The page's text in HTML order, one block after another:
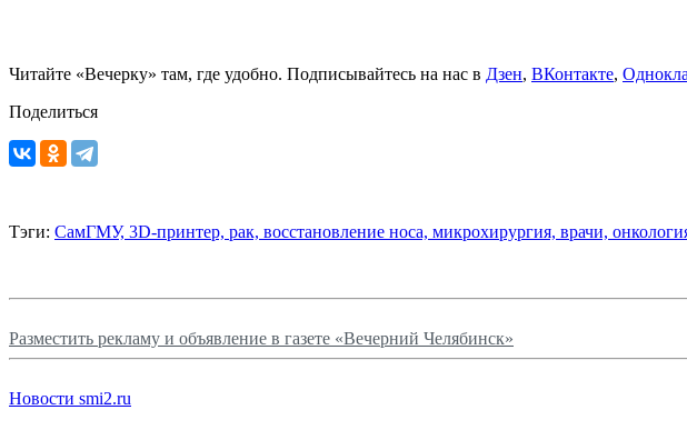
Читайте «Вечерку» там, где удобно. Подписывайтесь на нас в Дзен, ВКонтакте,
Поделиться
Тэги: СамГМУ, 3D-принтер, рак, восстановление носа, микрохирургия, врачи,
Разместить рекламу и объявление в газете «Вечерний Челябинск»
Новости smi2.ru